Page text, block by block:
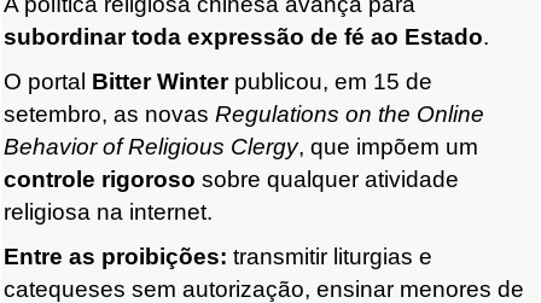
subordinar toda expressão de fé ao Estado.
O portal Bitter Winterpublicou, em 15 de
setembro, as novas Regulations on the Online
Behavior of Religious Clergy, que impõem um
controle rigoroso sobre qualquer atividade
religiosa na internet.
Entre as proibições: transmitir liturgias e
catequeses sem autorização, ensinar menores de